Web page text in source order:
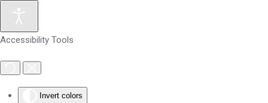
Accessibility Tools
Invert colors
Skip to main content